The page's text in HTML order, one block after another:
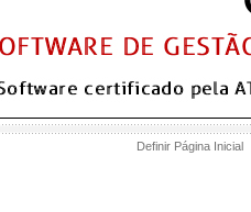
Definir Página Inicial